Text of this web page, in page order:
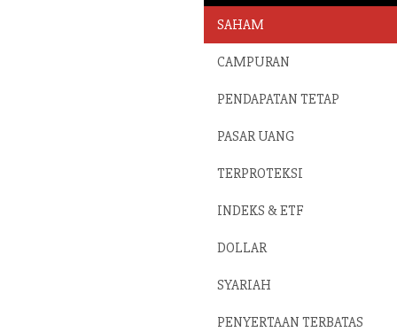
SAHAM
CAMPURAN
PENDAPATAN TETAP
PASAR UANG
TERPROTEKSI
INDEKS & ETF
DOLLAR
SYARIAH
PENYERTAAN TERBATAS